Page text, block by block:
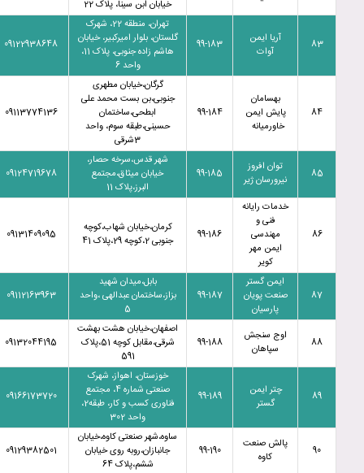
خیابان ابن سینا، پلاک 22
83
آریا ایمن
آوات
99-183
تهران، منطقه 22، شهرک
گلستان، بلوار امیرکبیر، خیابان
هاشم زاده جنوبی، پلاک 11،
واحد 6
09122938648
84
بهسامان
پایش ایمن
خاورمیانه
99-184
گرگان،خیابان مطهری
جنوبی،بن بست محمد علی
ابطحی،ساختمان
حسینی،طبقه سوم، واحد
3شرقی
09113774136
85
توان افروز
نیرورسان ژیر
99-185
شهر قدس،سرخه حصار،
خیابان میثاق،مجتمع
البرز،پلاک 11
09124719678
86
خدمات رایانه
فنی و
مهندسی
ایمن مهر
کویر
99-186
کرمان،خیابان شهاب،کوچه
جنوبی 2،کوچه 29،پلاک 41
09131409095
87
ایمن گستر
صنعت پویان
پارسیان
99-187
بابل،میدان شهید
بزاز،ساختمان عبدالهی ،واحد
5
09112163963
88
اوج سنجش
سپاهان
99-188
اصفهان،خیابان هشت بهشت
شرقی،مقابل کوچه 51،پلاک
591
09132044195
89
چتر ایمن
گستر
99-189
خوزستان، اهواز، شهرک
صنعتی شماره 4، مجتمع
فناوری کسب و کار، طبقه2،
واحد 302
09166173720
90
پالش صنعت
کاوه
99-190
ساوه،شهر صنعتی کاوه،خیابان
جانبازان،روبه روی خیابان
ششم،پلاک 64
09129382501